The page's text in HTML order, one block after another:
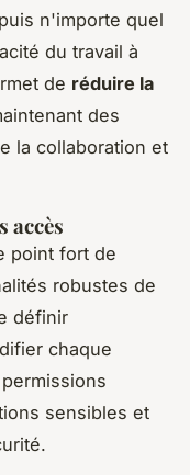
n'importe quel
du travail à
de réduire la
des
la collaboration et
accès
point fort de
robustes de
définir
chaque
sensibles et